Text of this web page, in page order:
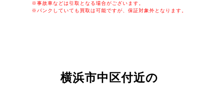
※事故車などは引取となる場合がございます。
※パンクしていても買取は可能ですが、保証対象外となります。
横浜市中区付近の